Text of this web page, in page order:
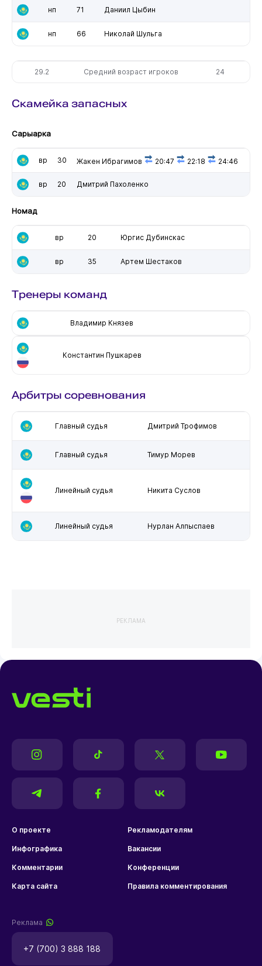
нп 71 Даниил Цыбин
нп 66 Николай Шульга
29.2 Средний возраст игроков 24
Скамейка запасных
Сарыарка
вр 30 Жакен Ибрагимов 20:47 22:18 24:46
вр 20 Дмитрий Пахоленко
Номад
вр 20 Юргис Дубинскас
вр 35 Артем Шестаков
Тренеры команд
Владимир Князев
Константин Пушкарев
Арбитры соревнования
Главный судья Дмитрий Трофимов
Главный судья Тимур Морев
Линейный судья Никита Суслов
Линейный судья Нурлан Алпыспаев
РЕКЛАМА
О проекте Рекламодателям
Инфографика Вакансии
Комментарии Конференции
Карта сайта Правила комментирования
Реклама
+7 (700) 3 888 188